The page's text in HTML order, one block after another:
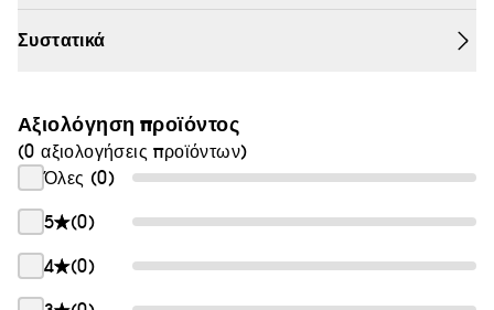
Συστατικά
Αξιολόγηση προϊόντος
(0 αξιολογήσεις προϊόντων)
Όλες (0)
5
(0)
4
(0)